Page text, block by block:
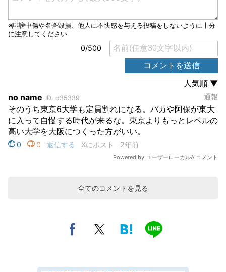
全てのコメントを見る